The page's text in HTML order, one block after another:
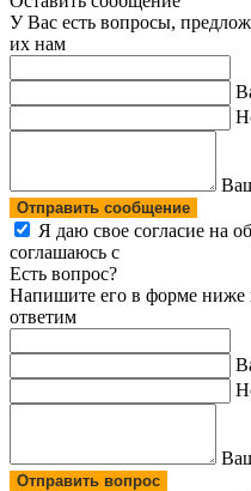
У Вас есть вопросы,
их нам
Отправить сообщение
Я даю свое согласие на
соглашаюсь с
Есть вопрос?
Напишите его в форме ниже
ответим
Отправить вопрос